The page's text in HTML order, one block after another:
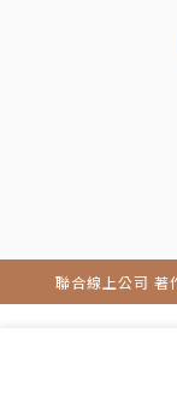
聯合線上公司